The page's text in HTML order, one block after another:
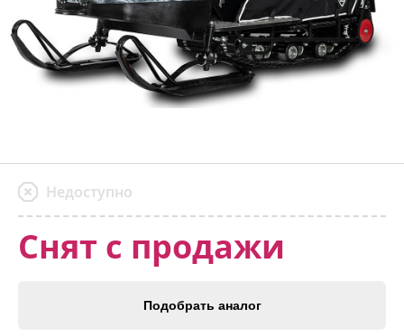
Недоступно
Снят с продажи
Подобрать аналог